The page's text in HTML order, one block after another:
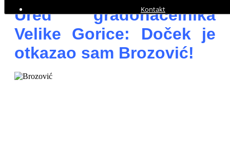
Kontakt
Ured gradonačelnika
Velike Gorice: Doček je
otkazao sam Brozović!